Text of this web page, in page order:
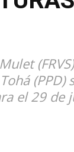
el 29 de